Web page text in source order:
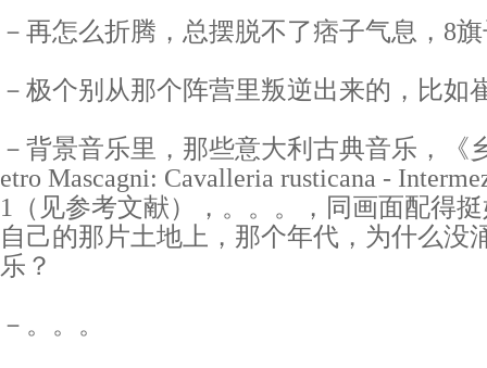
－再怎么折腾，总摆脱不了痞子气息，8
－极个别从那个阵营里叛逆出来的，比如
－背景音乐里，那些意大利古典音乐，《
etro Mascagni: Cavalleria rusticana -
1（见参考文献），。。。，同画面配得
自己的那片土地上，那个年代，为什么没
乐？
－。。。